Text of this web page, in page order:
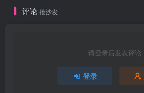
评论 抢沙发
请登录后发表评论
登录